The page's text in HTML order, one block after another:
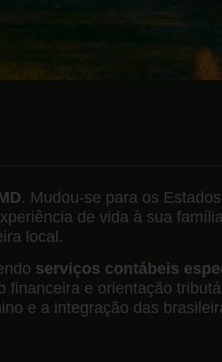
. Mudou-se para os
de vida à sua
local.
serviços contábeis
e orientação
e a integração das